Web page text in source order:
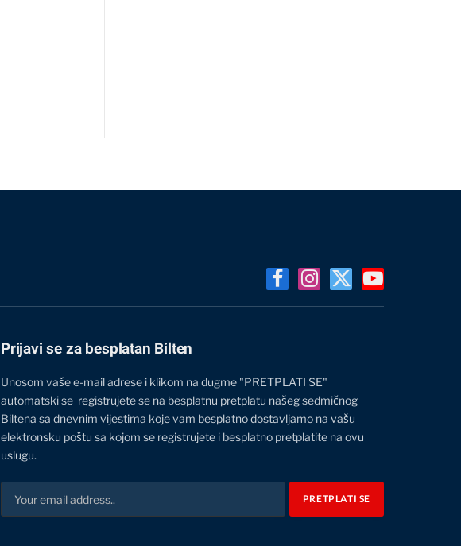
FacebookInstagram
X
(Twitter)
YouTube
Prijavi se za besplatan Bilten
Unosom vaše e-mail adrese i klikom na dugme "PRETPLATI SE"
automatski se registrujete se na besplatnu pretplatu našeg sedmičnog
Biltena sa dnevnim vijestima koje vam besplatno dostavljamo na vašu
elektronsku poštu sa kojom se registrujete i besplatno pretplatite na ovu
uslugu.